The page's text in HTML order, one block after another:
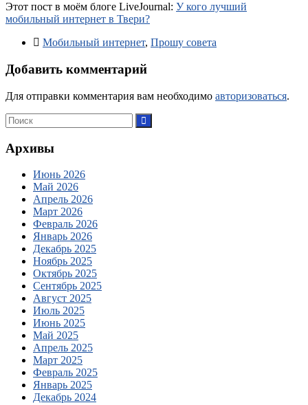
Этот пост в моём блоге LiveJournal: У кого лучший
мобильный интернет в Твери?
Мобильный интернет, Прошу совета
Добавить комментарий
Для отправки комментария вам необходимо авторизоваться.
Архивы
Июнь 2026
Май 2026
Апрель 2026
Март 2026
Февраль 2026
Январь 2026
Декабрь 2025
Ноябрь 2025
Октябрь 2025
Сентябрь 2025
Август 2025
Июль 2025
Июнь 2025
Май 2025
Апрель 2025
Март 2025
Февраль 2025
Январь 2025
Декабрь 2024